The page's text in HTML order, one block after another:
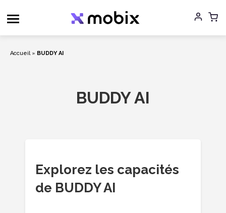
contenu
Accueil» BUDDY AI
BUDDY AI
Explorez les capacités
de BUDDY AI